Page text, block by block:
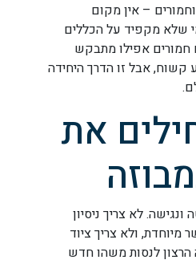
– אין מקום
שלא מקפיד על הכללים
אפילו מתבקש
קשוח, אבל זו הדרך היחידה
את
לא צריך ניסיון
מיוחדת, ולא צריך ציוד
הרצון לנסות משהו חדש